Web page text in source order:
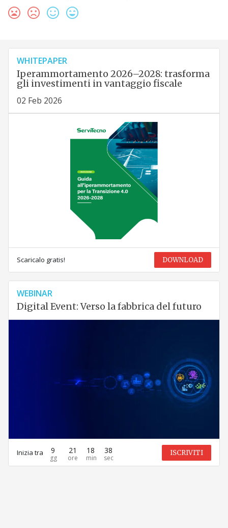
WHITEPAPER
Iperammortamento 2026–2028: trasforma
gli investimenti in vantaggio fiscale
02 Feb 2026
Scaricalo gratis! DOWNLOAD
WEBINAR
Digital Event: Verso la fabbrica del futuro
Inizia tra 9 21 18 38 ISCRIVITI